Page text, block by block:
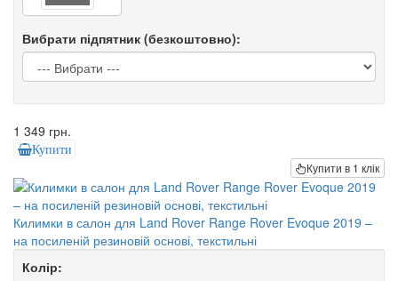
Вибрати підпятник (безкоштовно):
1 349 грн.
Купити
Купити в 1 клік
Килимки в салон для Land Rover Range Rover Evoque 2019 –
на посиленій резиновій основі, текстильні
Колір: